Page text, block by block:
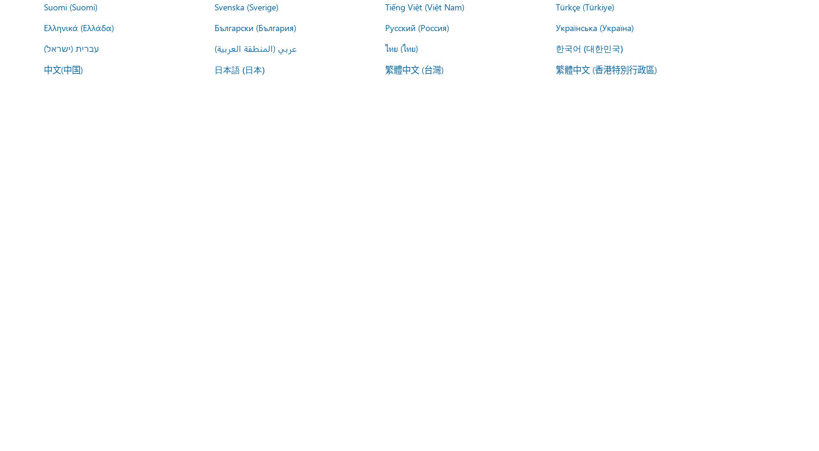
Suomi (Suomi)
Svenska (Sverige) Tiếng Việt (Việt Nam)
Türkçe (Türkiye)
Ελληνικά (Ελλάδα)
Български (България) Русский (Россия)
Українська (Україна)
עברית (ישראל)
عربي (المنطقة العربية) ไทย (ไทย) 한국어 (대한민국)
中文(中国) 日本語 (日本) 繁體中文 (台灣) 繁體中文 (香港特別行政區)